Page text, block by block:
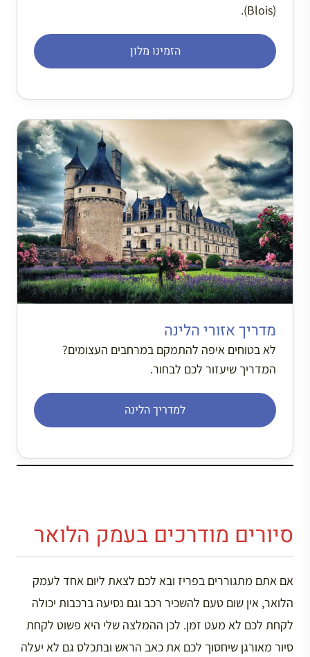
(Blois).
הזמינו מלון
מדריך אזורי הלינה
לא בטוחים איפה להתמקם במרחבים העצומים?
המדריך שיעזור לכם לבחור.
למדריך הלינה
סיורים מודרכים בעמק הלואר
אם אתם מתגוררים בפריז ובא לכם לצאת ליום אחד לעמק
הלואר, אין שום טעם להשכיר רכב וגם נסיעה ברכבות יכולה
לקחת לכם לא מעט זמן. לכן ההמלצה שלי היא פשוט לקחת
סיור מאורגן שיחסוך לכם את כאב הראש ובתכלס גם לא יעלה